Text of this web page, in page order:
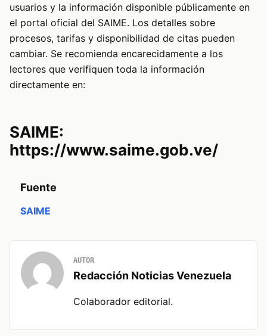
usuarios y la información disponible públicamente en
el portal oficial del SAIME. Los detalles sobre
procesos, tarifas y disponibilidad de citas pueden
cambiar. Se recomienda encarecidamente a los
lectores que verifiquen toda la información
directamente en:
SAIME:
https://www.saime.gob.ve/
Fuente
SAIME
AUTOR
Redacción Noticias Venezuela
Colaborador editorial.